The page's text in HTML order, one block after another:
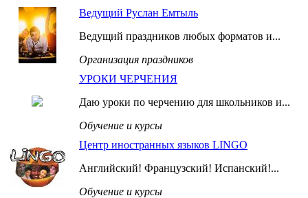
Ведущий Руслан Емтыль
Ведущий праздников любых форматов и...
Организация праздников
УРОКИ ЧЕРЧЕНИЯ
Даю уроки по черчению для школьников и...
Обучение и курсы
Центр иностранных языков LINGO
Английский! Французский! Испанский!...
Обучение и курсы